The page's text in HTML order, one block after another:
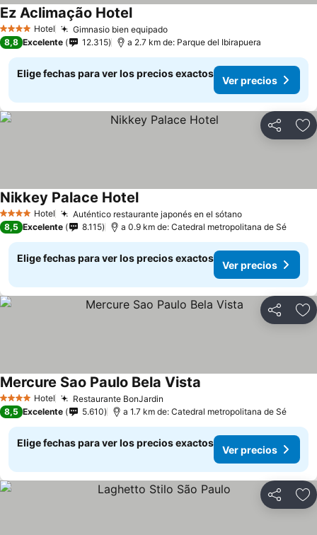
4 EstrellasHotel Gimnasio bien equipadoVer precios
Ez Aclimação HotelVer precios
8,8 Excelente 12.315 a 2.7 km de: Parque del Ibirapuera
Elige fechas para ver los precios exactos
Ver precios
Compartir
4 EstrellasHotel Auténtico restaurante japonés en el sótanoVer precios
Nikkey Palace HotelVer precios
8,5 Excelente 8.115 a 0.9 km de: Catedral metropolitana de Sé
Elige fechas para ver los precios exactos
Ver precios
Compartir
4 EstrellasHotel Restaurante BonJardin
Mercure Sao Paulo Bela Vista
8,5 Excelente 5.610 a 1.7 km de: Catedral metropolitana de Sé
Elige fechas para ver los precios exactos
Ver precios
Compartir